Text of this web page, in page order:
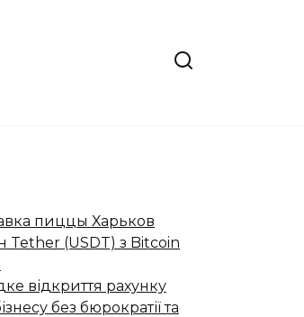
пиццы Харьков
Tether (USDT) з Bitcoin
відкриття рахунку
без бюрократії та